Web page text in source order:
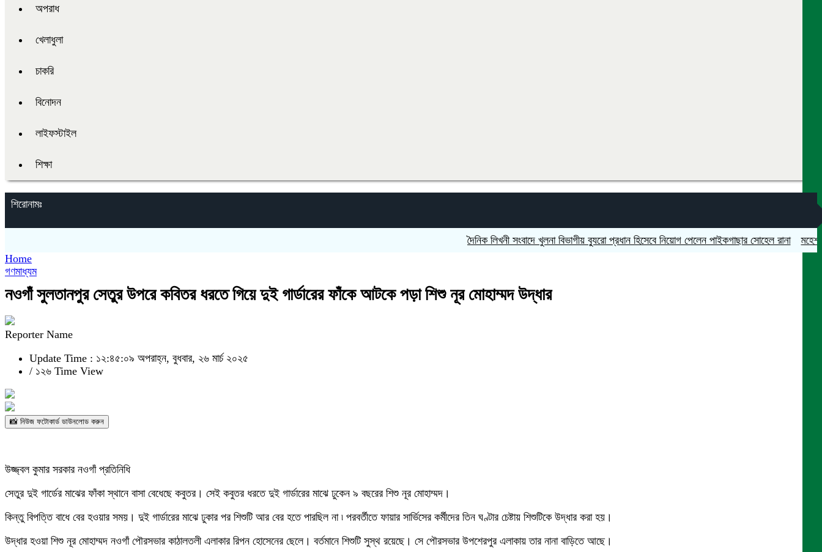
অপরাধ
খেলাধুলা
চাকরি
বিনোদন
লাইফস্টাইল
শিক্ষা
শিরোনামঃ
দৈনিক লিখনী সংবাদে খুলনা বিভাগীয় ব্যুরো প্রধান হিসেবে নিয়োগ পেলেন পাইকগাছার সোহেল রানা
মহেশপুরে
Home
গণমাধ্যম
নওগাঁ সুলতানপুর সেতুর উপরে কবিতর ধরতে গিয়ে দুই গার্ডারের ফাঁকে আটকে পড়া শিশু নূর মোহাম্মদ উদ্ধার
Reporter Name
Update Time : ১২:৪৫:০৯ অপরাহ্ন, বুধবার, ২৬ মার্চ ২০২৫
/ ১২৬ Time View
📸 নিউজ ফটোকার্ড ডাউনলোড করুন
উজ্জ্বল কুমার সরকার নওগাঁ প্রতিনিধি
সেতুর দুই গার্ডের মাঝের ফাঁকা স্থানে বাসা বেধেছে কবুতর। সেই কবুতর ধরতে দুই গার্ডারের মাঝে ঢুকেন ৯ বছরের শিশু নূর মোহাম্মদ।
কিন্তু বিপত্তি বাধে বের হওয়ার সময়। দুই গার্ডারের মাঝে ঢুকার পর শিশুটি আর বের হতে পারছিল না ৷ পরবর্তীতে ফায়ার সার্ভিসের কর্মীদের তিন ঘণ্টার চেষ্টায় শিশুটিকে উদ্ধার করা হয়।
উদ্ধার হওয়া শিশু নূর মোহাম্মদ নওগাঁ পৌরসভার কাঠালতলী এলাকার রিপন হোসেনের ছেলে। বর্তমানে শিশুটি সুস্থ রয়েছে। সে পৌরসভার উপশেরপুর এলাকায় তার নানা বাড়িতে আছে।